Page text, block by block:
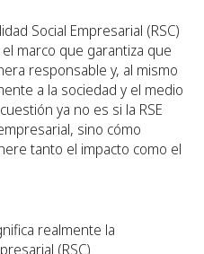
Social Empresarial (RSC)
marco que garantiza que
responsable y, al mismo
a la sociedad y el medio
ya no es si la RSE
sino cómo
tanto el impacto como el
realmente la
(RSC)